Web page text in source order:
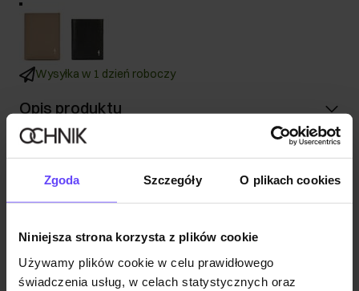
Zgoda Szczegóły O plikach cookies
Niniejsza strona korzysta z plików cookie
Używamy plików cookie w celu prawidłowego
świadczenia usług, w celach statystycznych oraz
Wysyłka w 1 dzień roboczy
Opis produktu
Szczegóły
Opinie